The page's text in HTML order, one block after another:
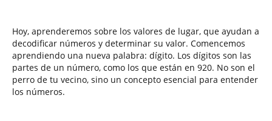
Hoy, aprenderemos sobre los valores de lugar, que ayudan a
decodificar números y determinar su valor. Comencemos
aprendiendo una nueva palabra: dígito. Los dígitos son las
partes de un número, como los que están en 920. No son el
perro de tu vecino, sino un concepto esencial para entender
los números.